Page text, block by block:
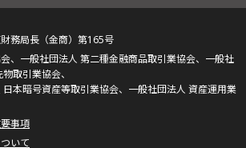
務局長（金商）第165号
、一般社団法人 第二種金融商品取引業協会、一般社
取引業協会、
日本暗号資産等取引業協会、一般社団法人 資産運用業
事項
いて